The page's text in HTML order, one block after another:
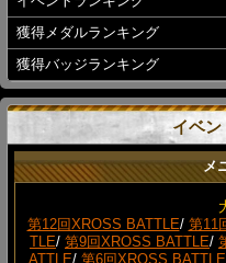
獲得メダルランキング
獲得バッジランキング
イベン
メ
第12回XROSS BATTLE/ 第11
TLE/ 第9回XROSS BATTLE/
ATTLE/ 第6回XROSS BATTLE